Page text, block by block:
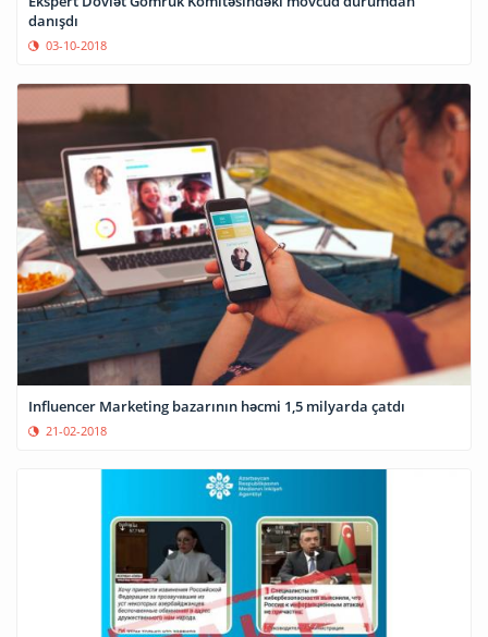
danışdı
03-10-2018
Influencer Marketing bazarının həcmi 1,5 milyarda çatdı
21-02-2018